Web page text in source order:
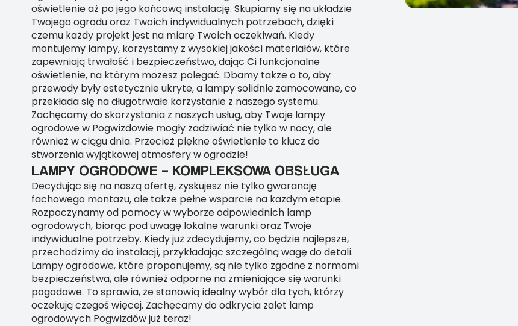
oświetlenie aż po jego końcową instalację. Skupiamy się na układzie
Twojego ogrodu oraz Twoich indywidualnych potrzebach, dzięki
czemu każdy projekt jest na miarę Twoich oczekiwań. Kiedy
montujemy lampy, korzystamy z wysokiej jakości materiałów, które
zapewniają trwałość i bezpieczeństwo, dając Ci funkcjonalne
oświetlenie, na którym możesz polegać. Dbamy także o to, aby
przewody były estetycznie ukryte, a lampy solidnie zamocowane, co
przekłada się na długotrwałe korzystanie z naszego systemu.
Zachęcamy do skorzystania z naszych usług, aby Twoje lampy
ogrodowe w Pogwizdowie mogły zadziwiać nie tylko w nocy, ale
również w ciągu dnia. Przecież piękne oświetlenie to klucz do
stworzenia wyjątkowej atmosfery w ogrodzie!
LAMPY OGRODOWE – KOMPLEKSOWA OBSŁUGA
Decydując się na naszą ofertę, zyskujesz nie tylko gwarancję
fachowego montażu, ale także pełne wsparcie na każdym etapie.
Rozpoczynamy od pomocy w wyborze odpowiednich lamp
ogrodowych, biorąc pod uwagę lokalne warunki oraz Twoje
indywidualne potrzeby. Kiedy już zdecydujemy, co będzie najlepsze,
przechodzimy do instalacji, przykładając szczególną wagę do detali.
Lampy ogrodowe, które proponujemy, są nie tylko zgodne z normami
bezpieczeństwa, ale również odporne na zmieniające się warunki
pogodowe. To sprawia, że stanowią idealny wybór dla tych, którzy
oczekują czegoś więcej. Zachęcamy do odkrycia zalet lamp
ogrodowych Pogwizdów już teraz!